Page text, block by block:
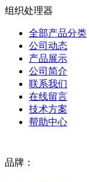
组织处理器
全部产品分类
公司动态
产品展示
公司简介
联系我们
在线留言
技术方案
帮助中心
品牌：